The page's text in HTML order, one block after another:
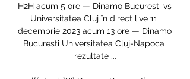
H2H acum 5 ore — Dinamo București vs
Universitatea Cluj în direct live 11
decembrie 2023 acum 13 ore — Dinamo
Bucuresti Universitatea Cluj-Napoca
rezultate ...